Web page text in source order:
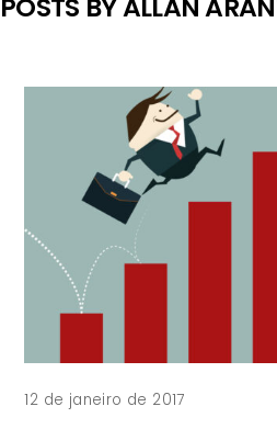
POSTS BY ALLAN
12 de janeiro de 2017